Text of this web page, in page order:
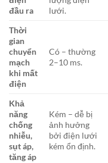
đầu ra
lưới.
Thời
gian
chuyển
mạch
khi mất
điện
Có – thường
2–10 ms.
Khả
năng
chống
nhiễu,
sụt áp,
tăng áp
Kém – dễ bị
ảnh hưởng
bởi điện lưới
kém ổn định.